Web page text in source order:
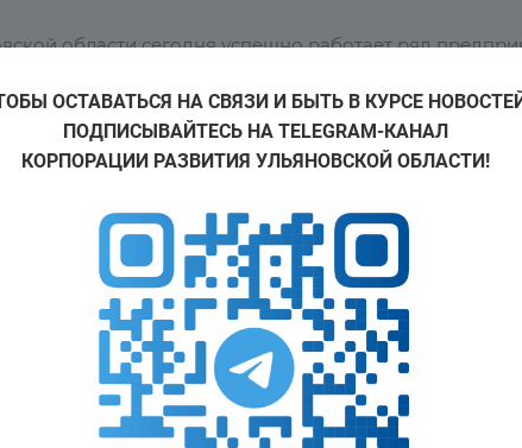
области сегодня успешно работает ряд
завод по производству лопастей в России
института авиационных материалов,
разместилось ООО НПП «Металл-
из высокотехнологичных материалов -
Ульяновск» поделился на форуме
директора корпорации «Иркут»
«АэроКомпозит» в Ульяновске загружены
проектах: изготовление крыла и центроплана
проект – создание крыла для российско-
на этапе серийного производства, сейчас
изготавливаются прототипы и идёт отработка
ОСТАВАТЬСЯ НА СВЯЗИ И БЫТЬ В КУРСЕ
ПОДПИСЫВАЙТЕСЬ НА TELEGRAM-КАНАЛ
КОРПОРАЦИИ РАЗВИТИЯ УЛЬЯНОВСКОЙ ОБЛАСТИ!